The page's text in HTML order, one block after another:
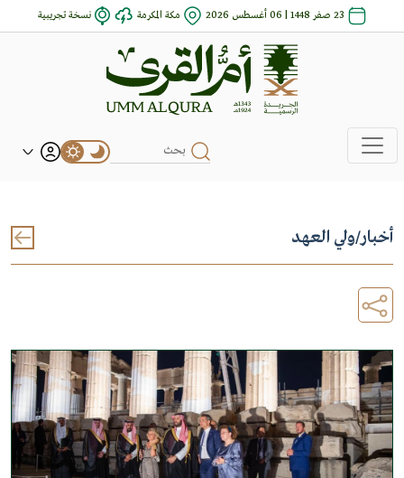
23 صفر 1448 | 06 أغسطس 2026 مكة المكرمة نسخة تجريبية
أخبار/ولي العهد